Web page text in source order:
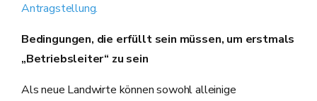
Antragstellung.
Bedingungen, die erfüllt sein müssen, um erstmals
„Betriebsleiter“ zu sein
Als neue Landwirte können sowohl alleinige